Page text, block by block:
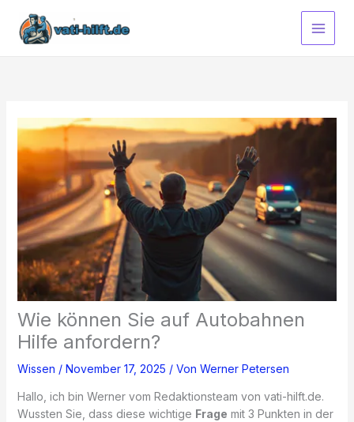
Inhalt
springen
Wie können Sie auf Autobahnen
Hilfe anfordern?
Wissen / November 17, 2025 / Von Werner Petersen
Hallo, ich bin Werner vom Redaktionsteam von vati-hilft.de.
Wussten Sie, dass diese wichtige Frage mit 3 Punkten in der